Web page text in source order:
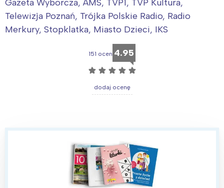
Gazeta Wyborcza, AMS, TVP1, TVP Kultura,
Telewizja Poznań, Trójka Polskie Radio, Radio
Merkury, Stopklatka, Miasto Dzieci, IKS
151 ocen 4.95
☆ ☆ ☆ ☆ ☆
dodaj ocenę
Interesują mnie wydarzenia z
tego regionu:
Kraków
Wybieram